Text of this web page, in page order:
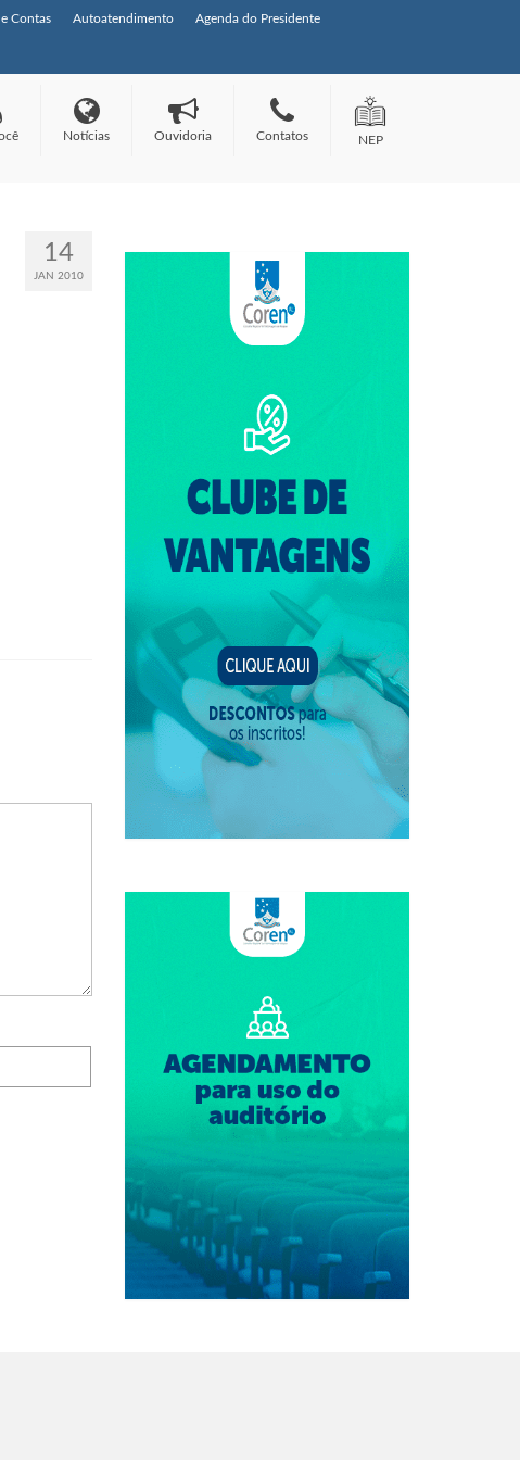
Contas Autoatendimento Agenda do Presidente
Notícias Ouvidoria Contatos NEP
14
JAN 2010